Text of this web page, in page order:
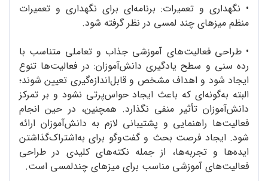
• نگهداری و تعمیرات: برنامه‌ای برای نگهداری و تعمیرات
منظم میزهای چند لمسی در نظر گرفته شود.
• طراحی فعالیت‌های آموزشی جذاب و تعاملی متناسب با
رده سنی و سطح یادگیری دانش‌آموزان: در فعالیت‌ها تنوع
ایجاد شود و اهداف مشخص و قابل‌اندازه‌گیری تعیین شوند؛
البته به‌گونه‌ای که باعث ایجاد حواس‌پرتی نشود و بر تمرکز
دانش‌آموزان تأثیر منفی نگذارد. همچنین، در حین انجام
فعالیت‌ها راهنمایی و پشتیبانی لازم به دانش‌آموزان ارائه
شود. ایجاد فرصت بحث و گفت‌وگو برای به‌اشتراک‌گذاشتن
ایده‌ها و تجربه‌ها، از جمله نکته‌های کلیدی در طراحی
فعالیت‌های آموزشی مناسب برای میزهای چندلمسی است.